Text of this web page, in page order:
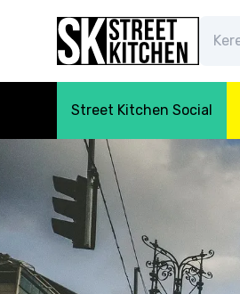
Street Kitchen Social